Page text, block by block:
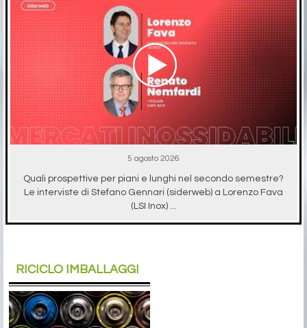
5 agosto 2026
Quali prospettive per piani e lunghi nel secondo semestre?
Le interviste di Stefano Gennari (siderweb) a Lorenzo Fava
(LSI Inox) ...
RICICLO IMBALLAGGI